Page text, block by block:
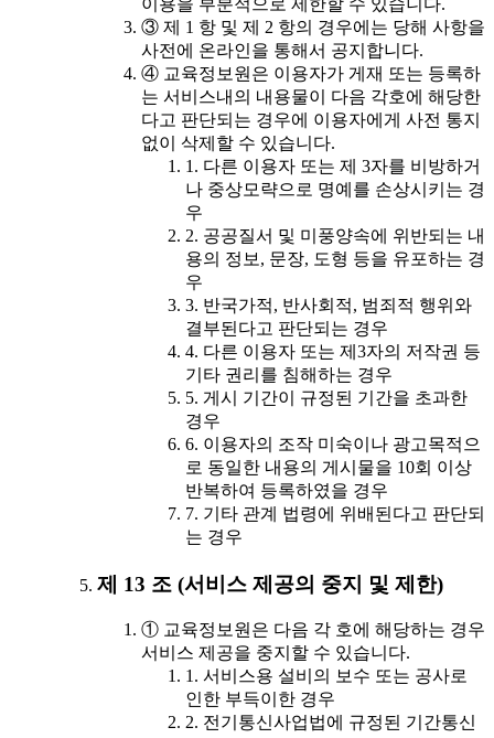
③ 제 1 항 및 제 2 항의 경우에는 당해 사항을
사전에 온라인을 통해서 공지합니다.
④ 교육정보원은 이용자가 게재 또는 등록하
는 서비스내의 내용물이 다음 각호에 해당한
다고 판단되는 경우에 이용자에게 사전 통지
없이 삭제할 수 있습니다.
1. 다른 이용자 또는 제 3자를 비방하거
나 중상모략으로 명예를 손상시키는 경
우
2. 공공질서 및 미풍양속에 위반되는 내
용의 정보, 문장, 도형 등을 유포하는 경
우
3. 반국가적, 반사회적, 범죄적 행위와
결부된다고 판단되는 경우
4. 다른 이용자 또는 제3자의 저작권 등
기타 권리를 침해하는 경우
5. 게시 기간이 규정된 기간을 초과한
경우
6. 이용자의 조작 미숙이나 광고목적으
로 동일한 내용의 게시물을 10회 이상
반복하여 등록하였을 경우
7. 기타 관계 법령에 위배된다고 판단되
는 경우
제 13 조 (서비스 제공의 중지 및 제한)
① 교육정보원은 다음 각 호에 해당하는 경우
서비스 제공을 중지할 수 있습니다.
1. 서비스용 설비의 보수 또는 공사로
인한 부득이한 경우
2. 전기통신사업법에 규정된 기간통신